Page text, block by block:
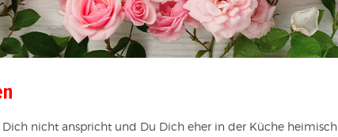
Dich nicht anspricht und Du Dich eher in der Küche heimisch